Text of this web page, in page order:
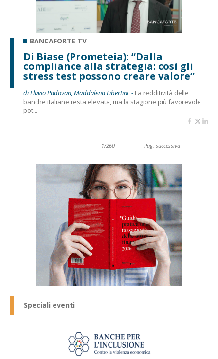
BANCAFORTE TV
Di Biase (Prometeia): “Dalla
compliance alla strategia: così gli
stress test possono creare valore”
di Flavio Padovan, Maddalena Libertini - La redditività delle
banche italiane resta elevata, ma la stagione più favorevole
pot...
1/260 Pag. successiva
Speciali eventi